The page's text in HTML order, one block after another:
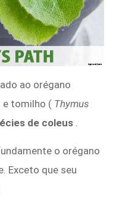
ao orégano
e tomilho ( Thymus
de coleus
o orégano
Exceto que seu